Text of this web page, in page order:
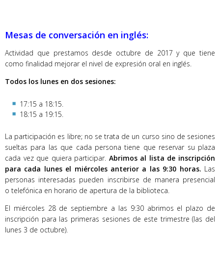
Mesas de conversación en inglés:
Actividad que prestamos desde octubre de 2017 y que tiene
como finalidad mejorar el nivel de expresión oral en inglés.
Todos los lunes en dos sesiones:
17:15 a 18:15.
18:15 a 19:15.
La participación es libre; no se trata de un curso sino de sesiones
sueltas para las que cada persona tiene que reservar su plaza
cada vez que quiera participar. Abrimos al lista de inscripción
para cada lunes el miércoles anterior a las 9:30 horas. Las
personas interesadas pueden inscribirse de manera presencial
o telefónica en horario de apertura de la biblioteca.
El miércoles 28 de septiembre a las 9:30 abrimos el plazo de
inscripción para las primeras sesiones de este trimestre (las del
lunes 3 de octubre).